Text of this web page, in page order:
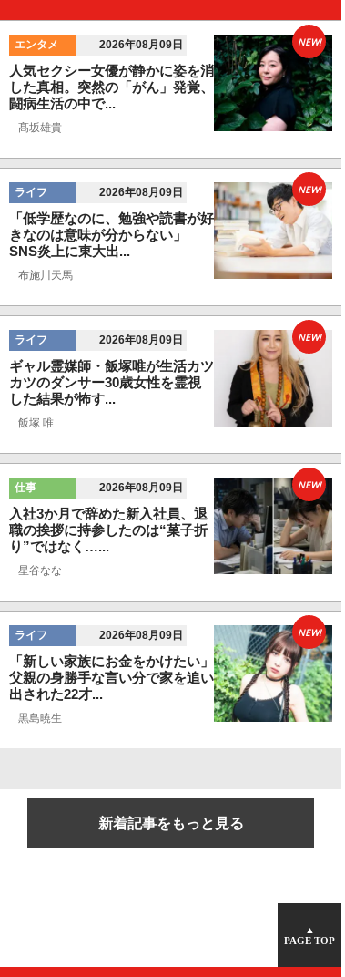
エンタメ 2026年08月09日
人気セクシー女優が静かに姿を消
した真相。突然の「がん」発覚、
闘病生活の中で...
髙坂雄貴
NEW!
ライフ 2026年08月09日
「低学歴なのに、勉強や読書が好
きなのは意味が分からない」
SNS炎上に東大出...
布施川天馬
NEW!
ライフ 2026年08月09日
ギャル霊媒師・飯塚唯が生活カツ
カツのダンサー30歳女性を霊視
した結果が怖す...
飯塚 唯
NEW!
仕事 2026年08月09日
入社3か月で辞めた新入社員、退
職の挨拶に持参したのは“菓子折
り”ではなく…...
星谷なな
NEW!
ライフ 2026年08月09日
「新しい家族にお金をかけたい」
父親の身勝手な言い分で家を追い
出された22才...
黒島暁生
NEW!
新着記事をもっと見る
▲
PAGE TOP